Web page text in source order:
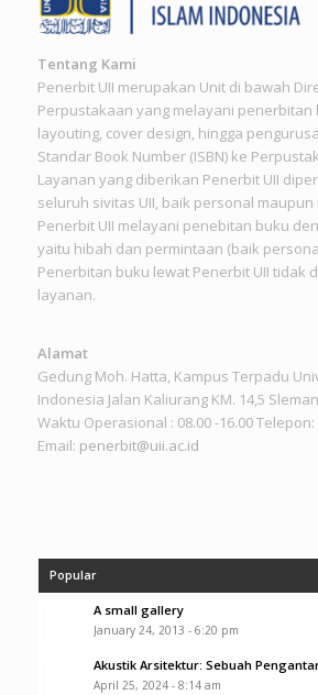
Tentang Kami
Penerbit UII merupakan Unit di bawah
Perpustakaan yang melayani penerbitan
layouting, cover design, hingga
Standar Book Number (ISBN) ke
Layanan yang diberikan Penerbit UII
seluruh sivitas UII, baik personal
Penerbit UII melayani penebitan buku
yaitu hibah dan permintaan (baik
Penerbitan buku lewat Penerbit UII tidak
layanan.
Alamat
Gedung Moh. Hatta, Kampus Terpadu
Indonesia Jalan Kaliurang KM. 14,5
Waktu Operasional : 08.00 -16.00 Telepon:
Email: penerbit@uii.ac.id
Popular
A small gallery
January 24, 2013 - 6:20 pm
Akustik Arsitektur: Sebuah
April 25, 2024 - 8:14 am